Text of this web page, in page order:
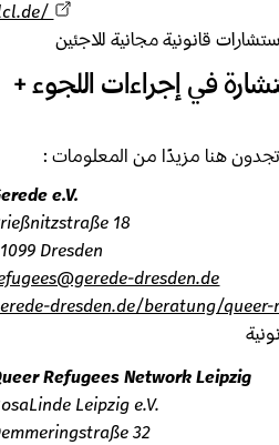
rlcl.de/
في إجراءات اللجوء +
هنا مزيدًا من المعلومات :
Gerede e.V.
Prießnitzstraße 18
01099 Dresden
refugees@gerede-dresden.de
gerede-dresden.de/beratung/
Queer Refugees Network Leipzig
RosaLinde Leipzig e.V.
Demmeringstraße 32